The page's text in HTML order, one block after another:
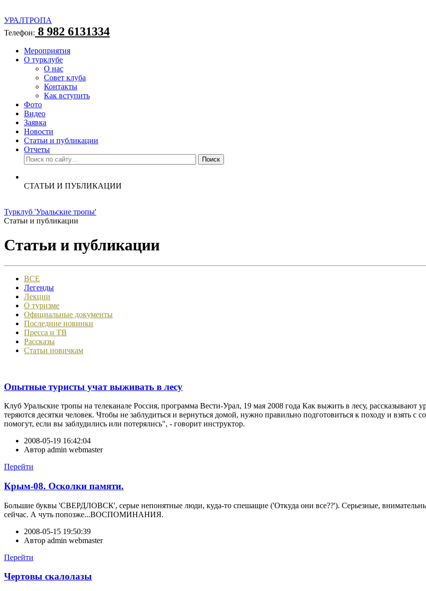
УРАЛТРОПА
Телефон: 8 982 6131334
Мероприятия
О турклубе
О нас
Совет клуба
Контакты
Как вступить
Фото
Видео
Заявка
Новости
Статьи и публикации
Отчеты
СТАТЬИ И ПУБЛИКАЦИИ
Турклуб 'Уральские тропы'
Статьи и публикации
Статьи и публикации
ВСЕ
Легенды
Лекции
О туризме
Официальные документы
Последние новинки
Пресса и ТВ
Рассказы
Статьи новичкам
Опытные туристы учат выживать в лесу
Клуб Уральские тропы на телеканале Россия, программа Вести-Урал, 19 мая 2008 года Как выжить в лесу, рассказывают
теряются десятки человек. Чтобы не заблудиться и вернуться домой, нужно правильно подготовиться к походу и взять
помогут, если вы заблудились или потерялись", - говорит инструктор.
2008-05-19 16:42:04
Автор admin webmaster
Перейти
Крым-08. Осколки памяти.
Большие буквы 'СВЕРДЛОВСК', серые непонятные люди, куда-то спешащие ('Откуда они все??'). Серьезные,
сейчас. А чуть попозже...ВОСПОМИНАНИЯ.
2008-05-15 19:50:39
Автор admin webmaster
Перейти
Чертовы скалолазы